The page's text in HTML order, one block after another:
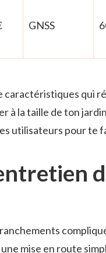
GNSS
caractéristiques qui
à la taille de ton
utilisateurs pour te
mise en route